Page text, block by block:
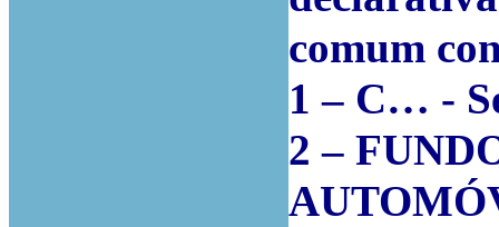
comum
1 – C… -
2 –